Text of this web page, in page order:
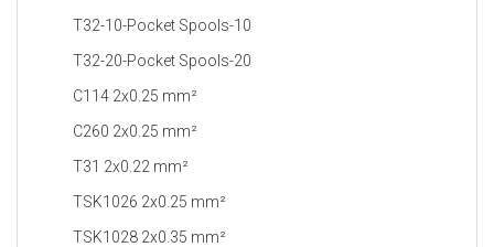
T32-10-Pocket Spools-10
T32-20-Pocket Spools-20
C114 2x0.25 mm²
C260 2x0.25 mm²
T31 2x0.22 mm²
TSK1026 2x0.25 mm²
TSK1028 2x0.35 mm²